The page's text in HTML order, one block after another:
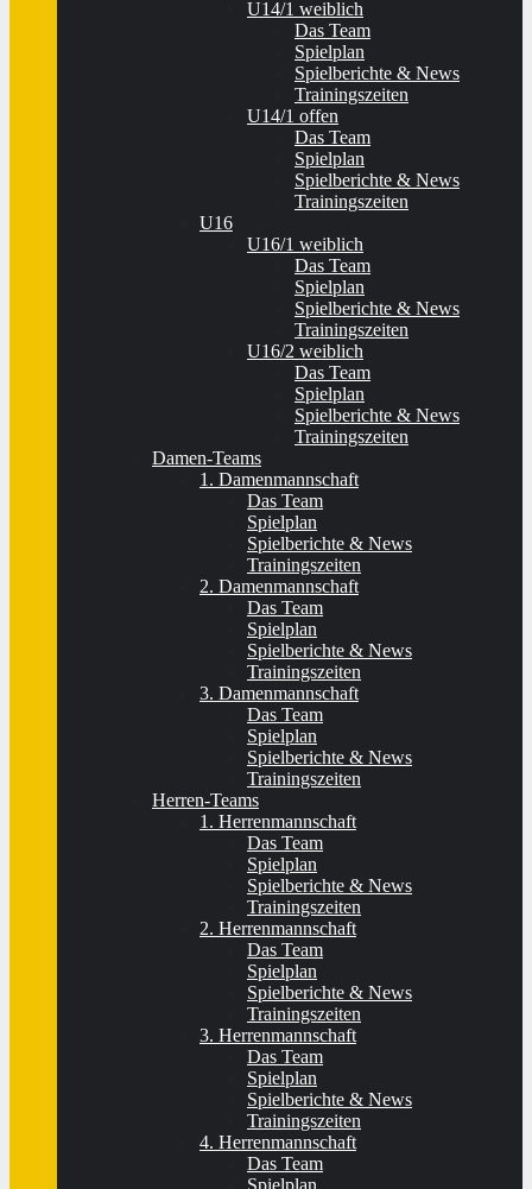
U14/1 weiblich
Das Team
Spielplan
Spielberichte & News
Trainingszeiten
U14/1 offen
Das Team
Spielplan
Spielberichte & News
Trainingszeiten
U16
U16/1 weiblich
Das Team
Spielplan
Spielberichte & News
Trainingszeiten
U16/2 weiblich
Das Team
Spielplan
Spielberichte & News
Trainingszeiten
Damen-Teams
1. Damenmannschaft
Das Team
Spielplan
Spielberichte & News
Trainingszeiten
2. Damenmannschaft
Das Team
Spielplan
Spielberichte & News
Trainingszeiten
3. Damenmannschaft
Das Team
Spielplan
Spielberichte & News
Trainingszeiten
Herren-Teams
1. Herrenmannschaft
Das Team
Spielplan
Spielberichte & News
Trainingszeiten
2. Herrenmannschaft
Das Team
Spielplan
Spielberichte & News
Trainingszeiten
3. Herrenmannschaft
Das Team
Spielplan
Spielberichte & News
Trainingszeiten
4. Herrenmannschaft
Das Team
Spielplan